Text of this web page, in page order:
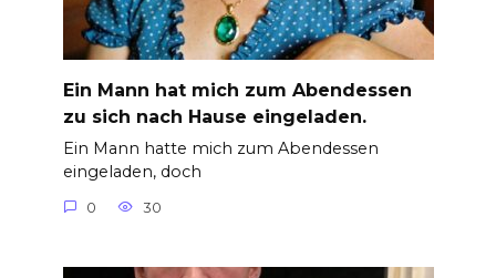
Ein Mann hat mich zum Abendessen
zu sich nach Hause eingeladen.
Ein Mann hatte mich zum Abendessen
eingeladen, doch
0 30